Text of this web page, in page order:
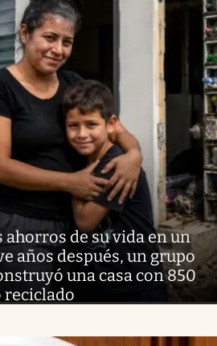
ahorros de su vida en un
años después, un grupo
una casa con 850
reciclado